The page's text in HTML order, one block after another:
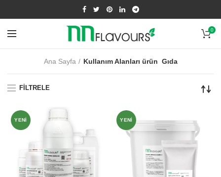
0
Ana Sayfa Kullanım Alanları ürün Gıda
FILTRELE
YENI YENI